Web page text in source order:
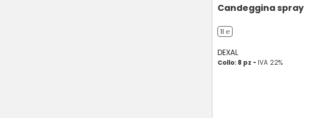
Candeggina spray
1l ℮
DEXAL
Collo: 8 pz - IVA 22%